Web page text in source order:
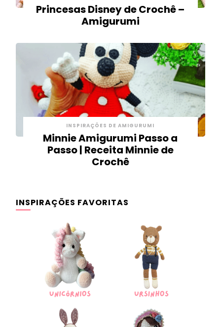
Princesas Disney de Crochê –
Amigurumi
INSPIRAÇÕES DE AMIGURUMI
Minnie Amigurumi Passo a
Passo | Receita Minnie de
Crochê
INSPIRAÇÕES FAVORITAS